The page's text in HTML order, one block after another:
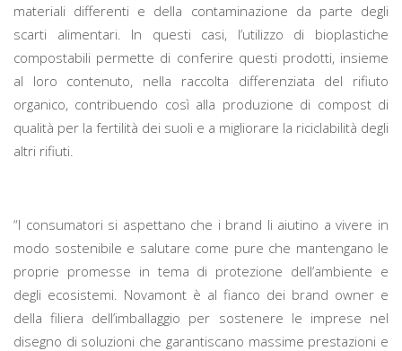
materiali differenti e della contaminazione da parte degli
scarti alimentari. In questi casi, l’utilizzo di bioplastiche
compostabili permette di conferire questi prodotti, insieme
al loro contenuto, nella raccolta differenziata del rifiuto
organico, contribuendo così alla produzione di compost di
qualità per la fertilità dei suoli e a migliorare la riciclabilità degli
altri rifiuti.
“I consumatori si aspettano che i brand li aiutino a vivere in
modo sostenibile e salutare come pure che mantengano le
proprie promesse in tema di protezione dell’ambiente e
degli ecosistemi. Novamont è al fianco dei brand owner e
della filiera dell’imballaggio per sostenere le imprese nel
disegno di soluzioni che garantiscano massime prestazioni e